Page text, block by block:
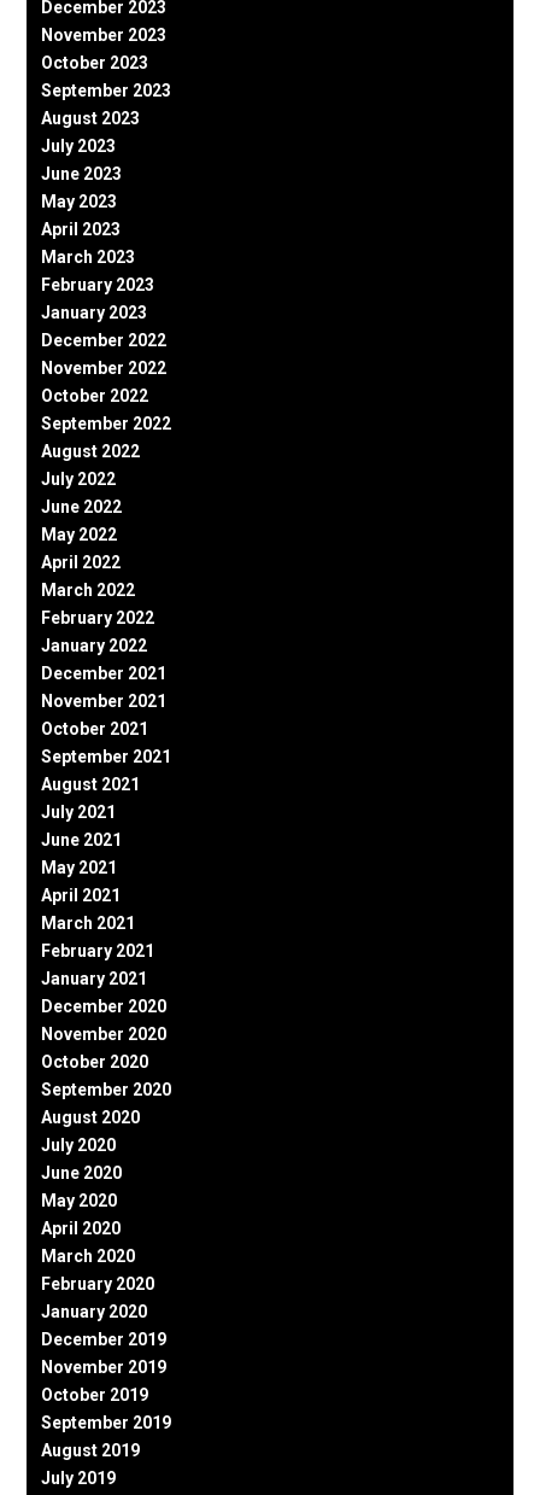
December 2023
November 2023
October 2023
September 2023
August 2023
July 2023
June 2023
May 2023
April 2023
March 2023
February 2023
January 2023
December 2022
November 2022
October 2022
September 2022
August 2022
July 2022
June 2022
May 2022
April 2022
March 2022
February 2022
January 2022
December 2021
November 2021
October 2021
September 2021
August 2021
July 2021
June 2021
May 2021
April 2021
March 2021
February 2021
January 2021
December 2020
November 2020
October 2020
September 2020
August 2020
July 2020
June 2020
May 2020
April 2020
March 2020
February 2020
January 2020
December 2019
November 2019
October 2019
September 2019
August 2019
July 2019